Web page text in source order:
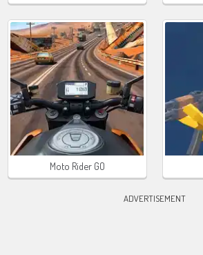
Moto Rider GO
ADVERTISEMENT